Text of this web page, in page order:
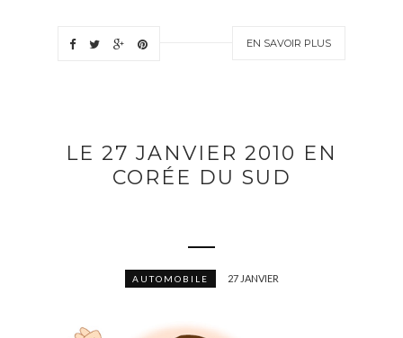
EN SAVOIR PLUS
LE 27 JANVIER 2010 EN
CORÉE DU SUD
AUTOMOBILE 27 JANVIER